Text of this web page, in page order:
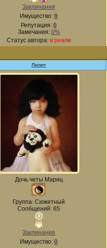
Заклинания
Имущество: 0
Репутация: 0
Замечания: 0%
Статус автора: в реале
Лилит
Дочь четы Мариц
Группа: Сюжетный
Сообщений: 65
Заклинания
Имущество: 0